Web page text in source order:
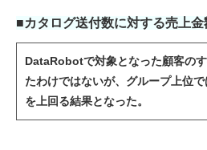
■カタログ送付数に対する売上金
DataRobotで対象となった顧客の
たわけではないが、グループ上位
を上回る結果となった。